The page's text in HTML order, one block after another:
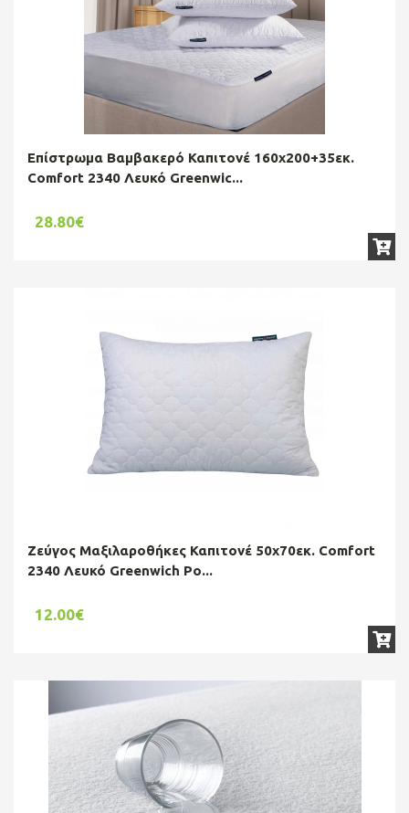
Επίστρωμα Βαμβακερό Καπιτονέ 160x200+35εκ.
Comfort 2340 Λευκό Greenwic...
28.80€
Ζεύγος Μαξιλαροθήκες Καπιτονέ 50x70εκ. Comfort
2340 Λευκό Greenwich Po...
12.00€